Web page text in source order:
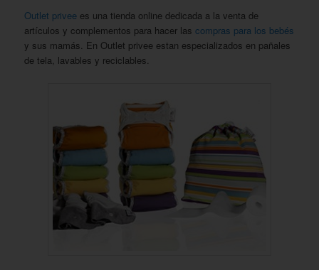
Outlet privee es una tienda online dedicada a la venta de
artículos y complementos para hacer lascompras para los bebés
y sus mamás. En Outlet privee estan especializados en pañales
de tela, lavables y reciclables.